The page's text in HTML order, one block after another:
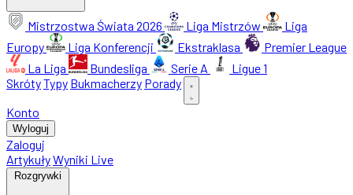
Mistrzostwa Świata 2026 Liga Mistrzów
Liga
Europy
Liga Konferencji Ekstraklasa
Premier League
La Liga
Bundesliga Serie A
Ligue 1
SkrótyTypy Bukmacherzy Porady
Konto
Wyloguj
Zaloguj
ArtykułyWyniki Live
Rozgrywki